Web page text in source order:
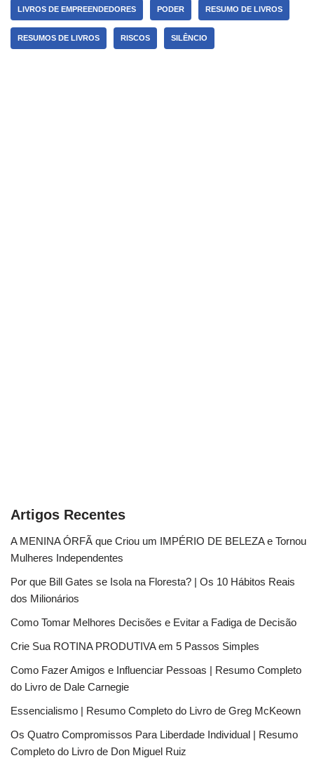
LIVROS DE EMPREENDEDORES PODER RESUMO DE LIVROS
RESUMOS DE LIVROS RISCOS SILÊNCIO
Artigos Recentes
A MENINA ÓRFÃ que Criou um IMPÉRIO DE BELEZA e Tornou
Mulheres Independentes
Por que Bill Gates se Isola na Floresta? | Os 10 Hábitos Reais
dos Milionários
Como Tomar Melhores Decisões e Evitar a Fadiga de Decisão
Crie Sua ROTINA PRODUTIVA em 5 Passos Simples
Como Fazer Amigos e Influenciar Pessoas | Resumo Completo
do Livro de Dale Carnegie
Essencialismo | Resumo Completo do Livro de Greg McKeown
Os Quatro Compromissos Para Liberdade Individual | Resumo
Completo do Livro de Don Miguel Ruiz